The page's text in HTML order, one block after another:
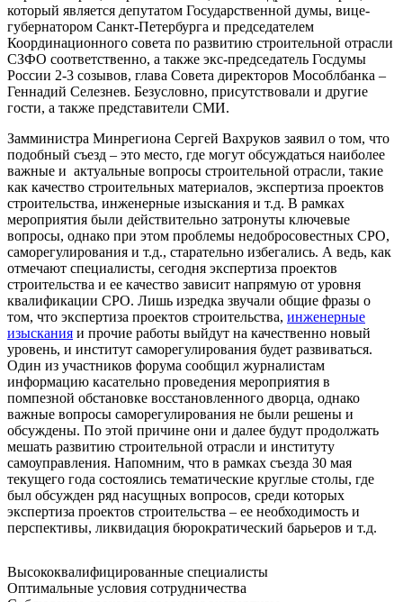
который является депутатом Государственной думы, вице-
губернатором Санкт-Петербурга и председателем
Координационного совета по развитию строительной отрасли
СЗФО соответственно, а также экс-председатель Госдумы
России 2-3 созывов, глава Совета директоров Мособлбанка –
Геннадий Селезнев. Безусловно, присутствовали и другие
гости, а также представители СМИ.
Замминистра Минрегиона Сергей Вахруков заявил о том, что
подобный съезд – это место, где могут обсуждаться наиболее
важные и актуальные вопросы строительной отрасли, такие
как качество строительных материалов, экспертиза проектов
строительства, инженерные изыскания и т.д. В рамках
мероприятия были действительно затронуты ключевые
вопросы, однако при этом проблемы недобросовестных СРО,
саморегулирования и т.д., старательно избегались. А ведь, как
отмечают специалисты, сегодня экспертиза проектов
строительства и ее качество зависит напрямую от уровня
квалификации СРО. Лишь изредка звучали общие фразы о
том, что экспертиза проектов строительства, инженерные
изыскания и прочие работы выйдут на качественно новый
уровень, и институт саморегулирования будет развиваться.
Один из участников форума сообщил журналистам
информацию касательно проведения мероприятия в
помпезной обстановке восстановленного дворца, однако
важные вопросы саморегулирования не были решены и
обсуждены. По этой причине они и далее будут продолжать
мешать развитию строительной отрасли и институту
самоуправления. Напомним, что в рамках съезда 30 мая
текущего года состоялись тематические круглые столы, где
был обсужден ряд насущных вопросов, среди которых
экспертиза проектов строительства – ее необходимость и
перспективы, ликвидация бюрократический барьеров и т.д.
Высококвалифицированные специалисты
Оптимальные условия сотрудничества